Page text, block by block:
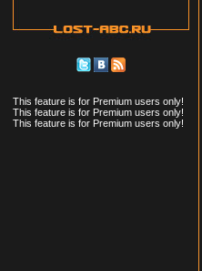
This feature is for Premium users only!
This feature is for Premium users only!
This feature is for Premium users only!